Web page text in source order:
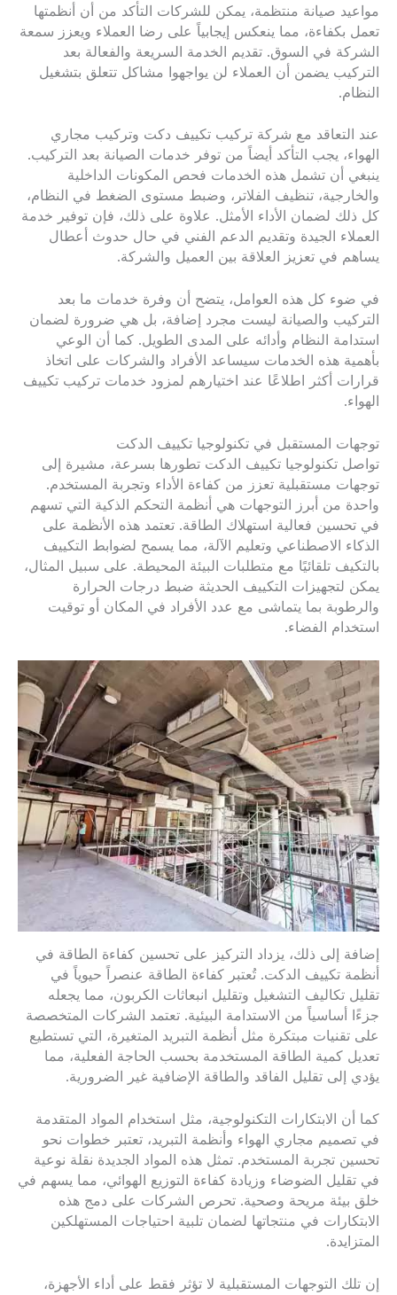
مواعيد صيانة منتظمة، يمكن للشركات التأكد من أن أنظمتها
تعمل بكفاءة، مما ينعكس إيجابياً على رضا العملاء ويعزز سمعة
الشركة في السوق. تقديم الخدمة السريعة والفعالة بعد
التركيب يضمن أن العملاء لن يواجهوا مشاكل تتعلق بتشغيل
النظام.
عند التعاقد مع شركة تركيب تكييف دكت وتركيب مجاري
الهواء، يجب التأكد أيضاً من توفر خدمات الصيانة بعد التركيب.
ينبغي أن تشمل هذه الخدمات فحص المكونات الداخلية
والخارجية، تنظيف الفلاتر، وضبط مستوى الضغط في النظام،
كل ذلك لضمان الأداء الأمثل. علاوة على ذلك، فإن توفير خدمة
العملاء الجيدة وتقديم الدعم الفني في حال حدوث أعطال
يساهم في تعزيز العلاقة بين العميل والشركة.
في ضوء كل هذه العوامل، يتضح أن وفرة خدمات ما بعد
التركيب والصيانة ليست مجرد إضافة، بل هي ضرورة لضمان
استدامة النظام وأدائه على المدى الطويل. كما أن الوعي
بأهمية هذه الخدمات سيساعد الأفراد والشركات على اتخاذ
قرارات أكثر اطلاعًا عند اختيارهم لمزود خدمات تركيب تكييف
الهواء.
توجهات المستقبل في تكنولوجيا تكييف الدكت
تواصل تكنولوجيا تكييف الدكت تطورها بسرعة، مشيرة إلى
توجهات مستقبلية تعزز من كفاءة الأداء وتجربة المستخدم.
واحدة من أبرز التوجهات هي أنظمة التحكم الذكية التي تسهم
في تحسين فعالية استهلاك الطاقة. تعتمد هذه الأنظمة على
الذكاء الاصطناعي وتعليم الآلة، مما يسمح لضوابط التكييف
بالتكيف تلقائيًا مع متطلبات البيئة المحيطة. على سبيل المثال،
يمكن لتجهيزات التكييف الحديثة ضبط درجات الحرارة
والرطوبة بما يتماشى مع عدد الأفراد في المكان أو توقيت
استخدام الفضاء.
إضافة إلى ذلك، يزداد التركيز على تحسين كفاءة الطاقة في
أنظمة تكييف الدكت. تُعتبر كفاءة الطاقة عنصراً حيوياً في
تقليل تكاليف التشغيل وتقليل انبعاثات الكربون، مما يجعله
جزءًا أساسياً من الاستدامة البيئية. تعتمد الشركات المتخصصة
على تقنيات مبتكرة مثل أنظمة التبريد المتغيرة، التي تستطيع
تعديل كمية الطاقة المستخدمة بحسب الحاجة الفعلية، مما
يؤدي إلى تقليل الفاقد والطاقة الإضافية غير الضرورية.
كما أن الابتكارات التكنولوجية، مثل استخدام المواد المتقدمة
في تصميم مجاري الهواء وأنظمة التبريد، تعتبر خطوات نحو
تحسين تجربة المستخدم. تمثل هذه المواد الجديدة نقلة نوعية
في تقليل الضوضاء وزيادة كفاءة التوزيع الهوائي، مما يسهم في
خلق بيئة مريحة وصحية. تحرص الشركات على دمج هذه
الابتكارات في منتجاتها لضمان تلبية احتياجات المستهلكين
المتزايدة.
إن تلك التوجهات المستقبلية لا تؤثر فقط على أداء الأجهزة،